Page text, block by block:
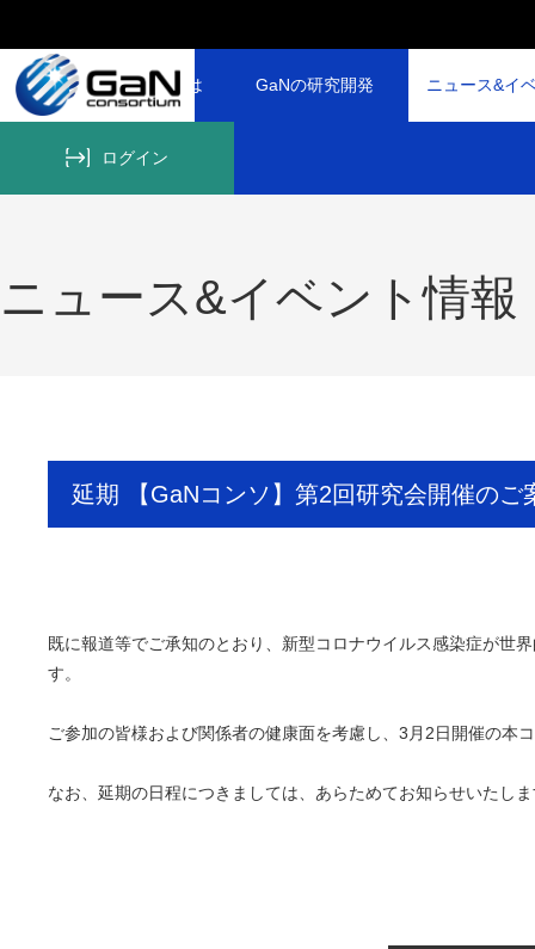
GaNコンソーシアムとは GaNの研究開発 ニュース&イ
ログイン
ニュース&イベント情報
延期 【GaNコンソ】第2回研究会開催のご
既に報道等でご承知のとおり、新型コロナウイルス感染症が世
す。
ご参加の皆様および関係者の健康面を考慮し、 3月2日開催の本
なお、延期の日程につきましては、あらためてお知らせいたし